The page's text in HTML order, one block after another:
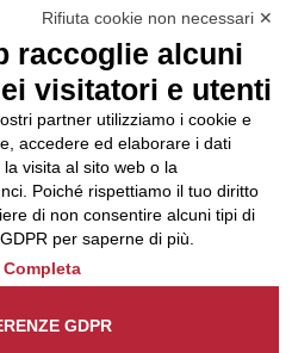
è
un
reclami/ .
Rifiuta cookie non necessari ✕
raccoglie alcuni
visitatori e utenti
partner utilizziamo i cookie e
accedere ed elaborare i dati
visita al sito web o la
Poiché rispettiamo il tuo diritto
di non consentire alcuni tipi di
per saperne di più.
GDPR